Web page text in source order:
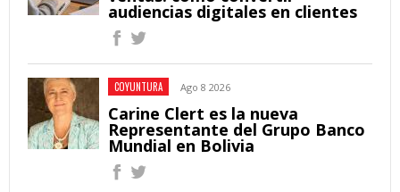
audiencias digitales en clientes
COYUNTURA Ago 8 2026
Carine Clert es la nueva
Representante del Grupo Banco
Mundial en Bolivia